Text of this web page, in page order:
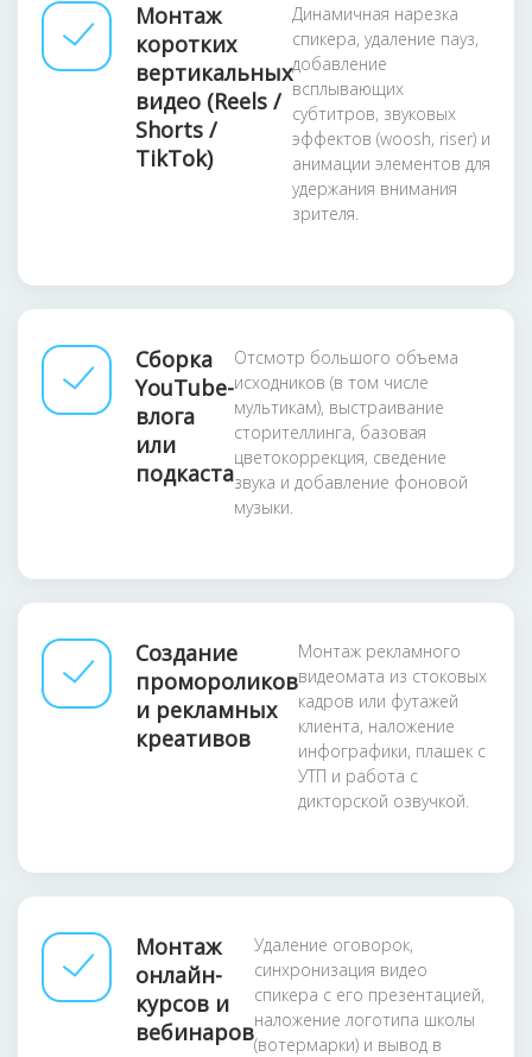
Монтаж
коротких
вертикальных
видео (Reels /
Shorts /
TikTok)
Динамичная нарезка
спикера, удаление пауз,
добавление
всплывающих
субтитров, звуковых
эффектов (woosh, riser) и
анимации элементов для
удержания внимания
зрителя.
Сборка
YouTube-
влога
или
подкаста
Отсмотр большого объема
исходников (в том числе
мультикам), выстраивание
сторителлинга, базовая
цветокоррекция, сведение
звука и добавление фоновой
музыки.
Создание
промороликов
и рекламных
креативов
Монтаж рекламного
видеомата из стоковых
кадров или футажей
клиента, наложение
инфографики, плашек с
УТП и работа с
дикторской озвучкой.
Монтаж
онлайн-
курсов и
вебинаров
Удаление оговорок,
синхронизация видео
спикера с его презентацией,
наложение логотипа школы
(вотермарки) и вывод в